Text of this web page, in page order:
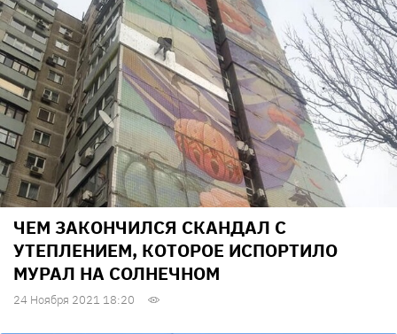
ЧЕМ ЗАКОНЧИЛСЯ СКАНДАЛ С
УТЕПЛЕНИЕМ, КОТОРОЕ ИСПОРТИЛО
МУРАЛ НА СОЛНЕЧНОМ
24 Ноября 2021 18:20